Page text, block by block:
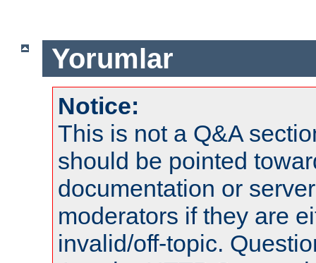
Yorumlar
Notice:
This is not a Q&A
should be pointed
documentation or
moderators if they are
invalid/off-topic.